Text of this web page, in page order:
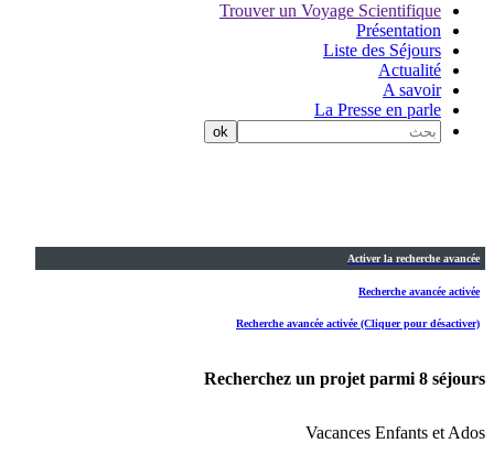
Trouver un Voyage Scientifique
Présentation
Liste des Séjours
Actualité
A savoir
La Presse en parle
Activer la recherche avancée
Recherche avancée activée
Recherche avancée activée (Cliquer pour désactiver)
Recherchez un projet parmi 8 séjours
Vacances Enfants et Ados